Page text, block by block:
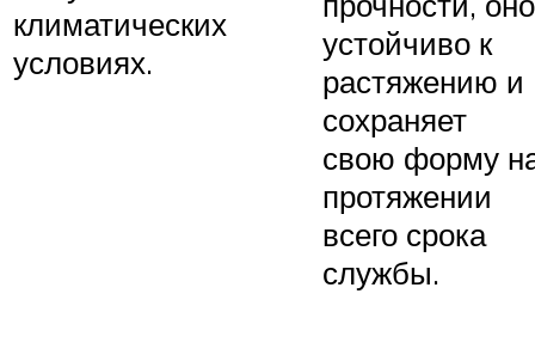
климатических
условиях.
устойчиво к
растяжению и
сохраняет
свою форму
протяжении
всего срока
службы.